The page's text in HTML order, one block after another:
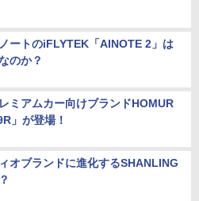
ートのiFLYTEK「AINOTE 2」は
のか？
ミアムカー向けブランドHOMUR
」が登場！
オブランドに進化するSHANLING